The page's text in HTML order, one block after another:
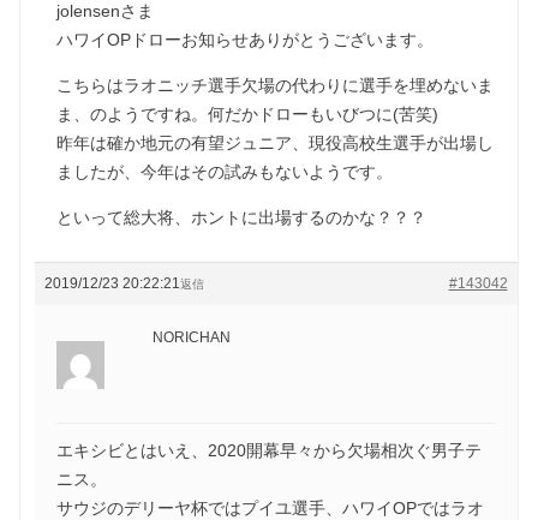
jolensenさま
ハワイOPドローお知らせありがとうございます。
こちらはラオニッチ選手欠場の代わりに選手を埋めないま
ま、のようですね。何だかドローもいびつに(苦笑)
昨年は確か地元の有望ジュニア、現役高校生選手が出場し
ましたが、今年はその試みもないようです。
といって総大将、ホントに出場するのかな？？？
2019/12/23 20:22:21 #143042
返信
NORICHAN
エキシビとはいえ、2020開幕早々から欠場相次ぐ男子テ
ニス。
サウジのデリーヤ杯ではプイユ選手、ハワイOPではラオ